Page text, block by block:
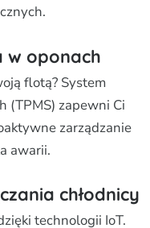
w oponach
flotą? System
(TPMS) zapewni Ci
zarządzanie
awarii.
chłodnicy
technologii IoT.